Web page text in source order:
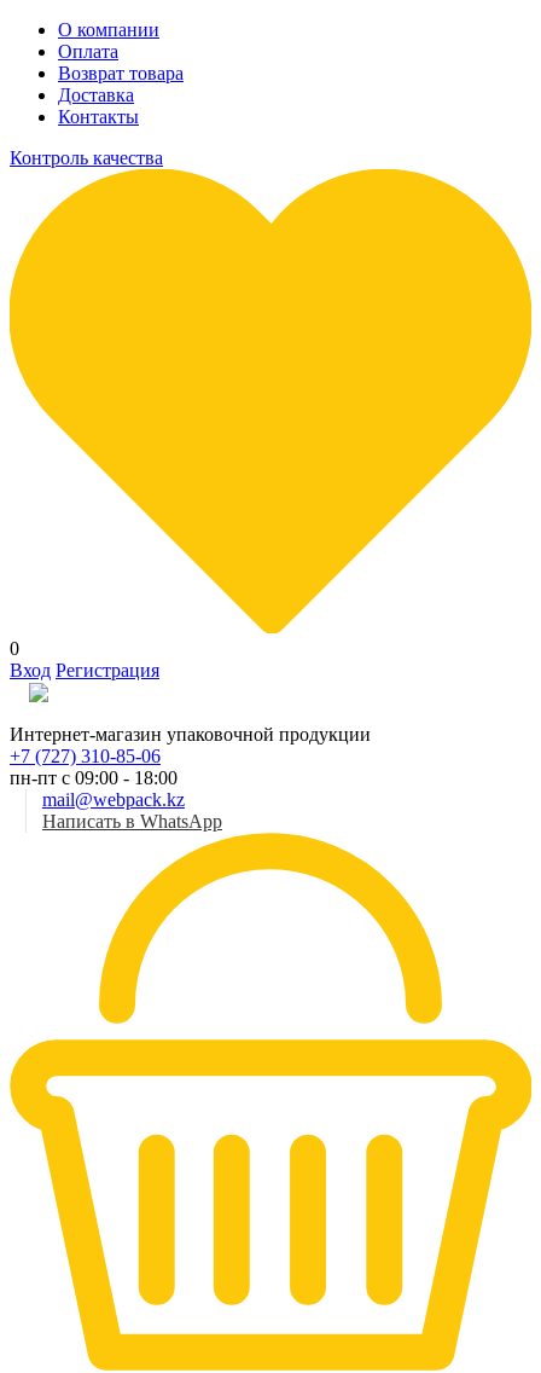
О компании
Оплата
Возврат товара
Доставка
Контакты
Контроль качества
0
Вход Регистрация
Интернет-магазин упаковочной продукции
+7 (727) 310-85-06
пн-пт с 09:00 - 18:00
mail@webpack.kz
Написать в WhatsApp